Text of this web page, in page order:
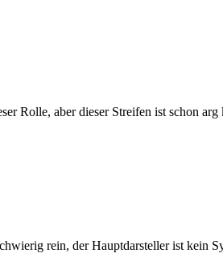
Rolle, aber dieser Streifen ist schon
rein, der Hauptdarsteller ist kein